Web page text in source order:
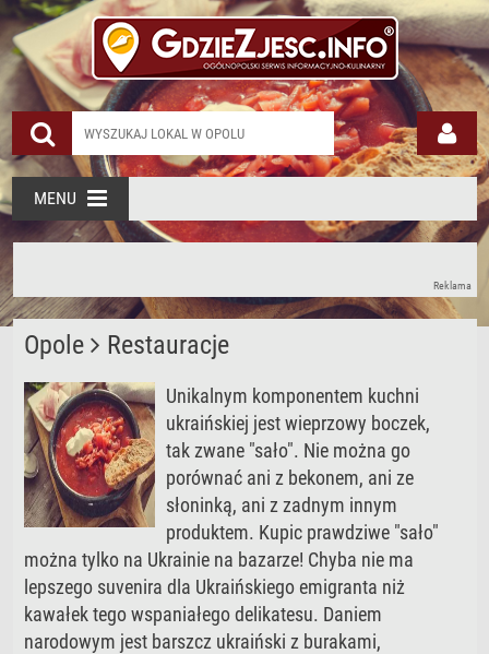
MENU
Reklama
Opole Restauracje
Unikalnym komponentem kuchni
ukraińskiej jest wieprzowy boczek,
tak zwane "sało". Nie można go
porównać ani z bekonem, ani ze
słoninką, ani z zadnym innym
produktem. Kupic prawdziwe "sało"
można tylko na Ukrainie na bazarze! Chyba nie ma
lepszego suvenira dla Ukraińskiego emigranta niż
kawałek tego wspaniałego delikatesu. Daniem
narodowym jest barszcz ukraiński z burakami,